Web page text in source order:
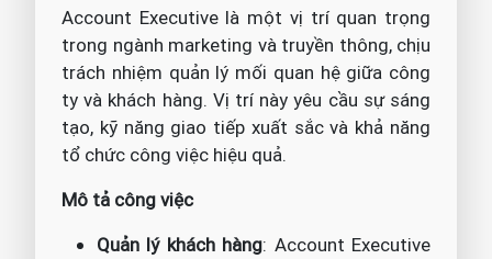
Account Executive là một vị trí quan trọng
trong ngành marketing và truyền thông, chịu
trách nhiệm quản lý mối quan hệ giữa công
ty và khách hàng. Vị trí này yêu cầu sự sáng
tạo, kỹ năng giao tiếp xuất sắc và khả năng
tổ chức công việc hiệu quả.
Mô tả công việc
Quản lý khách hàng: Account Executive